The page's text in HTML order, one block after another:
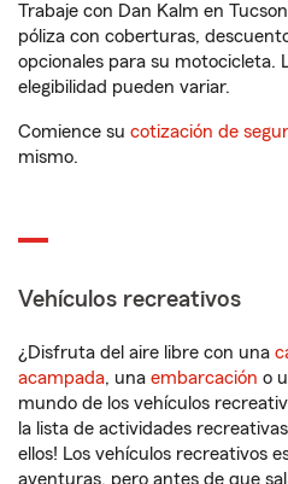
Trabaje con Dan Kalm en
póliza con coberturas,
opcionales para su motocicleta.
elegibilidad pueden variar.
Comience su cotización de
mismo.
Vehículos recreativos
¿Disfruta del aire libre con una
acampada, una embarcación o
mundo de los vehículos
la lista de actividades
ellos! Los vehículos recreativos
aventuras, pero antes de que